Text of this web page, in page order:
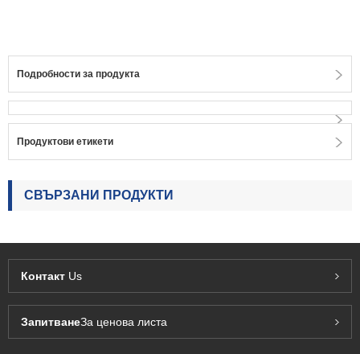
Подробности за продукта
Продуктови етикети
СВЪРЗАНИ ПРОДУКТИ
Контакт Us
ЗапитванеЗа ценова листа